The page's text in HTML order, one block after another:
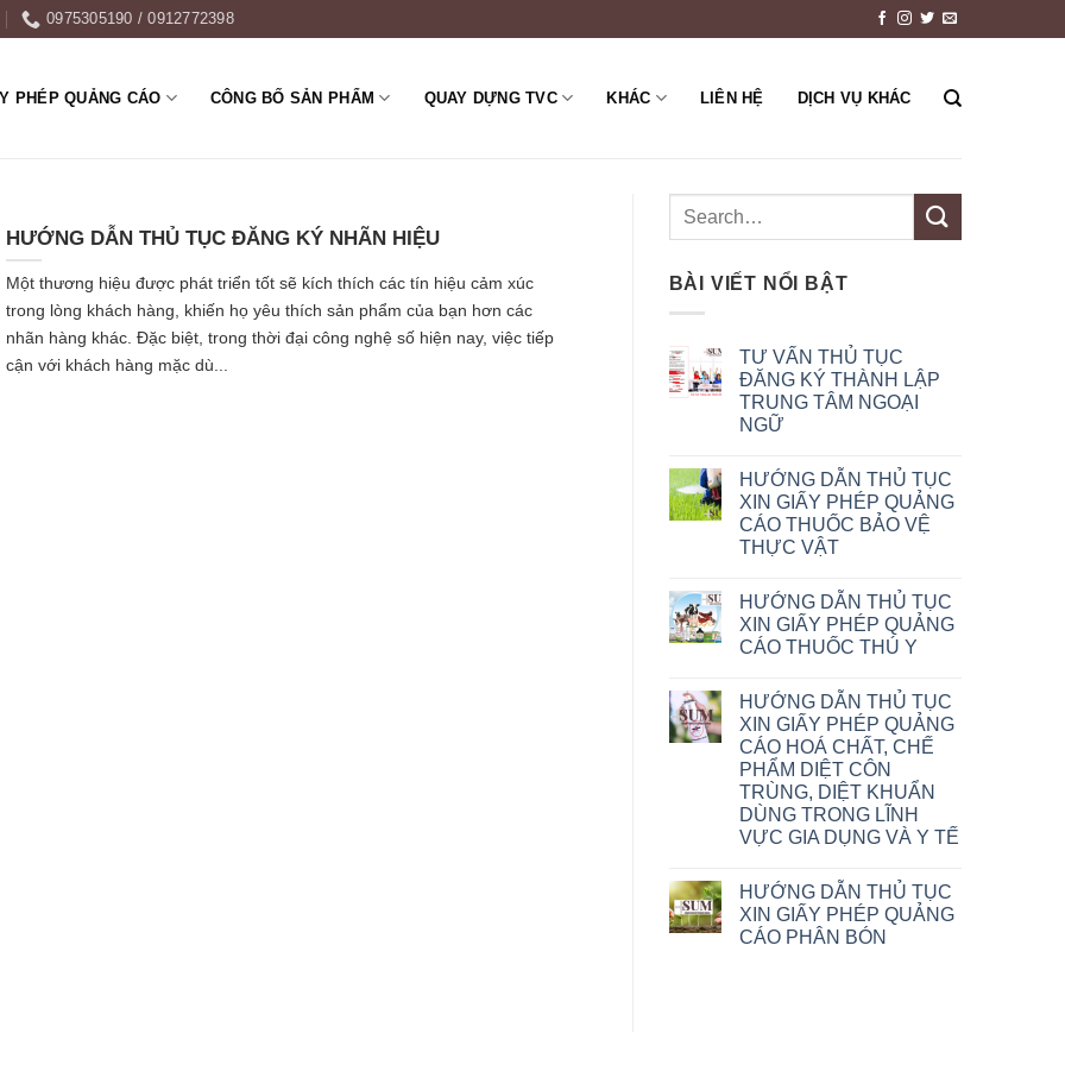
0975305190 / 0912772398
PHÉP QUẢNG CÁO CÔNG BỐ SẢN PHẨM QUAY DỰNG TVC KHÁC LIÊN HỆ DỊCH VỤ KHÁC
HƯỚNG DẪN THỦ TỤC ĐĂNG KÝ NHÃN HIỆU
Một thương hiệu được phát triển tốt sẽ kích thích các tín hiệu cảm xúc
trong lòng khách hàng, khiến họ yêu thích sản phẩm của bạn hơn các
nhãn hàng khác. Đặc biệt, trong thời đại công nghệ số hiện nay, việc tiếp
cận với khách hàng mặc dù...
BÀI VIẾT NỔI BẬT
TƯ VẤN THỦ TỤC
ĐĂNG KÝ THÀNH LẬP
TRUNG TÂM NGOẠI
NGỮ
HƯỚNG DẪN THỦ TỤC
XIN GIẤY PHÉP QUẢNG
CÁO THUỐC BẢO VỆ
THỰC VẬT
HƯỚNG DẪN THỦ TỤC
XIN GIẤY PHÉP QUẢNG
CÁO THUỐC THÚ Y
HƯỚNG DẪN THỦ TỤC
XIN GIẤY PHÉP QUẢNG
CÁO HOÁ CHẤT, CHẾ
PHẨM DIỆT CÔN
TRÙNG, DIỆT KHUẨN
DÙNG TRONG LĨNH
VỰC GIA DỤNG VÀ Y TẾ
HƯỚNG DẪN THỦ TỤC
XIN GIẤY PHÉP QUẢNG
CÁO PHÂN BÓN